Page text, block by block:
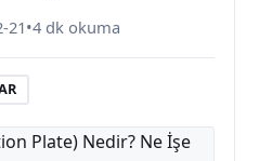
21•4 dk okuma